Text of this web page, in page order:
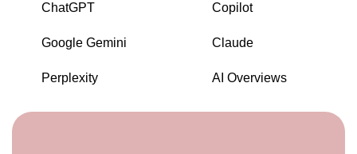
ChatGPT
Google Gemini
Perplexity
Copilot
Claude
AI Overviews